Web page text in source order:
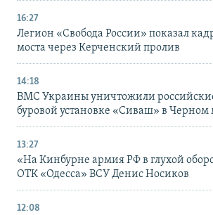
16:27
Легион «Свобода России» показал
моста через Керченский пролив
14:18
ВМС Украины уничтожили
буровой установке «Сиваш» в Черном
13:27
«На Кинбурне армия РФ в глухой
ОТК «Одесса» ВСУ Денис Носиков
12:08